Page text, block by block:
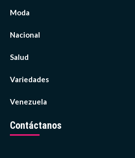
Moda
Nacional
Salud
Variedades
Venezuela
Contáctanos